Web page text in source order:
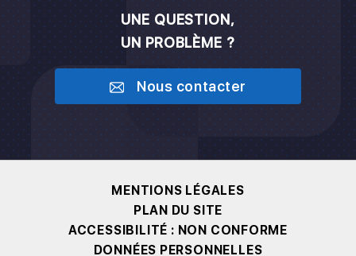
UNE QUESTION,
UN PROBLÈME ?
Nous contacter
MENTIONS LÉGALES
PLAN DU SITE
ACCESSIBILITÉ : NON CONFORME
DONNÉES PERSONNELLES